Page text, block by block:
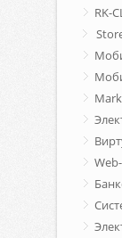
RK-